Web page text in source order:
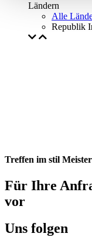
Ländern
Alle
Republik
Treffen im stil
Für Ihre
vor
Uns folgen